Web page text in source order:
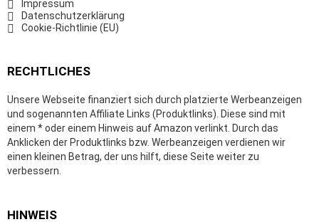
Impressum
Datenschutzerklärung
Cookie-Richtlinie (EU)
RECHTLICHES
Unsere Webseite finanziert sich durch platzierte Werbeanzeigen
und sogenannten Affiliate Links (Produktlinks). Diese sind mit
einem * oder einem Hinweis auf Amazon verlinkt. Durch das
Anklicken der Produktlinks bzw. Werbeanzeigen verdienen wir
einen kleinen Betrag, der uns hilft, diese Seite weiter zu
verbessern.
HINWEIS